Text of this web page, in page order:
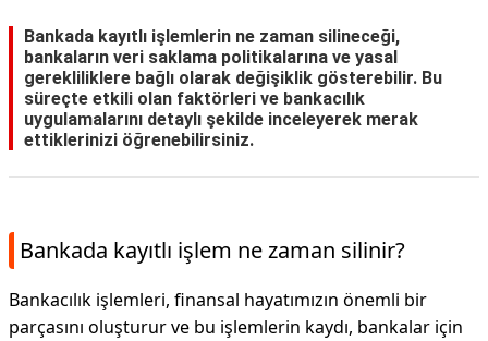
Bankada kayıtlı işlemlerin ne zaman silineceği,
bankaların veri saklama politikalarına ve yasal
gerekliliklere bağlı olarak değişiklik gösterebilir. Bu
süreçte etkili olan faktörleri ve bankacılık
uygulamalarını detaylı şekilde inceleyerek merak
ettiklerinizi öğrenebilirsiniz.
Bankada kayıtlı işlem ne zaman silinir?
Bankacılık işlemleri, finansal hayatımızın önemli bir
parçasını oluşturur ve bu işlemlerin kaydı, bankalar için